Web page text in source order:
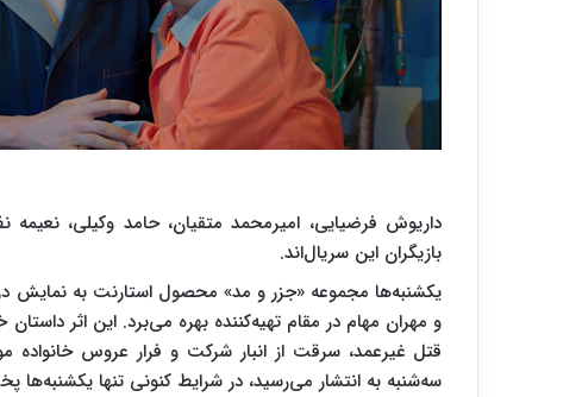
داریوش فرضیایی، امیرمحمد متقیان، حامد وکیلی،
بازیگران این سریال‌اند.
یکشنبه‌ها مجموعه «جزر و مد» محصول استارنت به نمایش
و مهران مهام در مقام تهیه‌کننده بهره می‌برد. این اثر
قتل غیرعمد، سرقت از انبار شرکت و فرار عروس خانواده
سه‌شنبه به انتشار می‌رسید، در شرایط کنونی تنها